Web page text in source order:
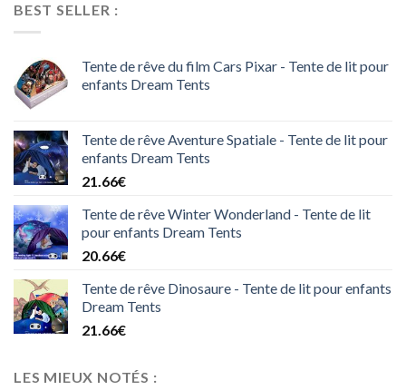
BEST SELLER :
Tente de rêve du film Cars Pixar - Tente de lit pour
enfants Dream Tents
Tente de rêve Aventure Spatiale - Tente de lit pour
enfants Dream Tents
21.66€
Tente de rêve Winter Wonderland - Tente de lit
pour enfants Dream Tents
20.66€
Tente de rêve Dinosaure - Tente de lit pour enfants
Dream Tents
21.66€
LES MIEUX NOTÉS :